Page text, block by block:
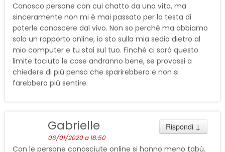
Conosco persone con cui chatto da una vita, ma
sinceramente non mi è mai passato per la testa di
poterle conoscere dal vivo. Non so perché ma abbiamo
solo un rapporto online, io sto sulla mia sedia dietro al
mio computer e tu stai sul tuo. Finché ci sarà questo
limite taciuto le cose andranno bene, se provassi a
chiedere di più penso che sparirebbero e non si
farebbero più sentire.
Rispondi ↓
Gabrielle
06/01/2020 a 18:50
Con le persone conosciute online si hanno meno tabù.